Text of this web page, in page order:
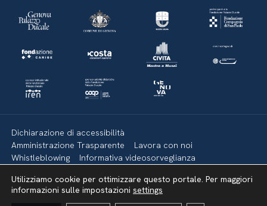
Dichiarazione di accessibilità
Amministrazione Trasparente
Lavora con noi
Whistleblowing
Informativa videosorveglianza
Mappa del sito
Utilizziamo cookie per ottimizzare questo portale. Per maggiori
informazioni sulle impostazioni settings